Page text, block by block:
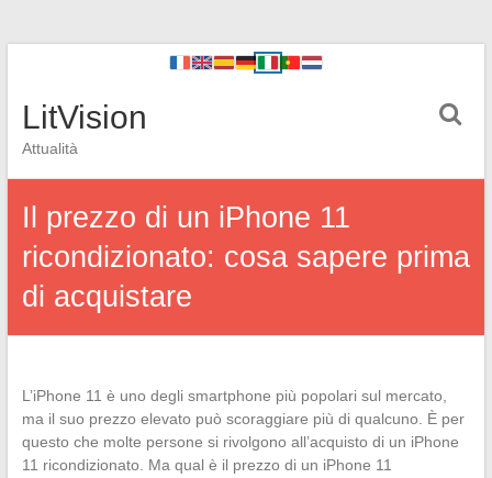
LitVision
Attualità
Il prezzo di un iPhone 11
ricondizionato: cosa sapere prima
di acquistare
L’iPhone 11 è uno degli smartphone più popolari sul mercato,
ma il suo prezzo elevato può scoraggiare più di qualcuno. È per
questo che molte persone si rivolgono all’acquisto di un iPhone
11 ricondizionato. Ma qual è il prezzo di un iPhone 11